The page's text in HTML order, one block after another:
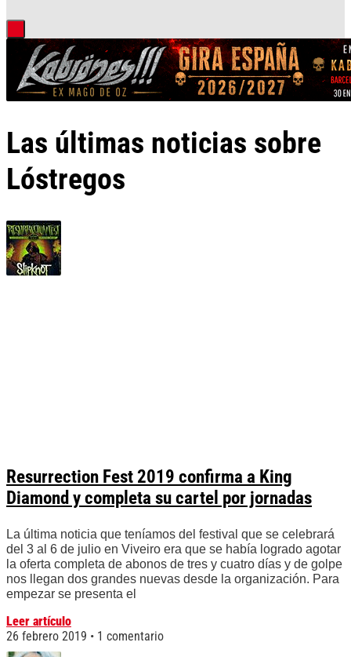
Las últimas noticias sobre
Lóstregos
Resurrection Fest 2019 confirma a King
Diamond y completa su cartel por jornadas
La última noticia que teníamos del festival que se celebrará
del 3 al 6 de julio en Viveiro era que se había logrado agotar
la oferta completa de abonos de tres y cuatro días y de golpe
nos llegan dos grandes nuevas desde la organización. Para
empezar se presenta el
Leer artículo
26 febrero 2019
1 comentario